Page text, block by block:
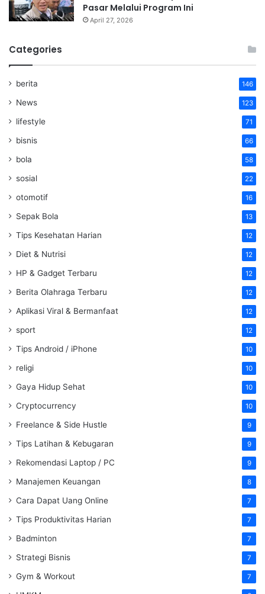
Pasar Melalui Program Ini
April 27, 2026
Categories
berita 146
News 123
lifestyle 71
bisnis 66
bola 58
sosial 22
otomotif 16
Sepak Bola 13
Tips Kesehatan Harian 12
Diet & Nutrisi 12
HP & Gadget Terbaru 12
Berita Olahraga Terbaru 12
Aplikasi Viral & Bermanfaat 12
sport 12
Tips Android / iPhone 10
religi 10
Gaya Hidup Sehat 10
Cryptocurrency 10
Freelance & Side Hustle 9
Tips Latihan & Kebugaran 9
Rekomendasi Laptop / PC 9
Manajemen Keuangan 8
Cara Dapat Uang Online 7
Tips Produktivitas Harian 7
Badminton 7
Strategi Bisnis 7
Gym & Workout 7